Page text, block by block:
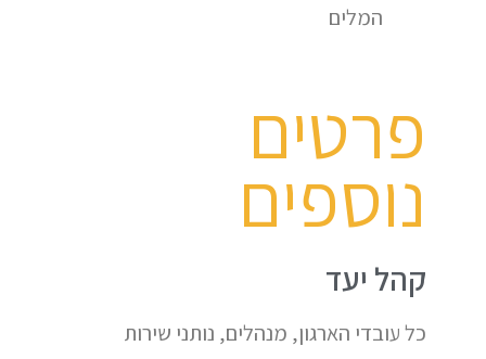
המלים
פרטים
נוספים
קהל יעד
כל עובדי הארגון, מנהלים, נותני שירות